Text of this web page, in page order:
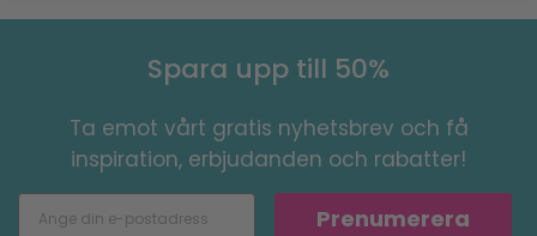
Spara upp till 50%
Ta emot vårt gratis nyhetsbrev och få
inspiration, erbjudanden och rabatter!
Prenumerera